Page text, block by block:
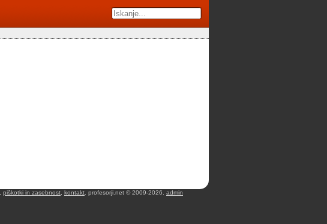
piškotki in zasebnost kontakt . profesorji.net © 2009-2026. admin